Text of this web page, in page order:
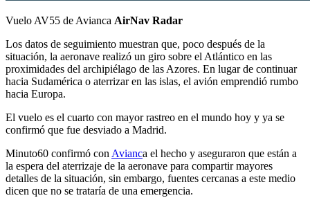
Vuelo AV55 de Avianca AirNav Radar
Los datos de seguimiento muestran que, poco después de la
situación, la aeronave realizó un giro sobre el Atlántico en las
proximidades del archipiélago de las Azores. En lugar de continuar
hacia Sudamérica o aterrizar en las islas, el avión emprendió rumbo
hacia Europa.
El vuelo es el cuarto con mayor rastreo en el mundo hoy y ya se
confirmó que fue desviado a Madrid.
Minuto60 confirmó con Avianca el hecho y aseguraron que están a
la espera del aterrizaje de la aeronave para compartir mayores
detalles de la situación, sin embargo, fuentes cercanas a este medio
dicen que no se trataría de una emergencia.